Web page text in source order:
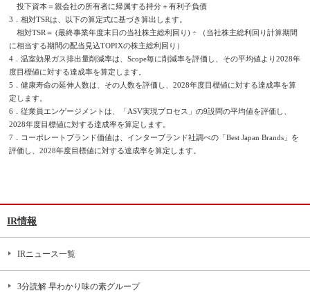
IR情報
IRニュース一覧
3分読解 早わかり味の素グループ
投下資本＝親会社の所有者に帰属する持分＋有利子負債
3．相対TSRは、以下の算定式に基づき算出します。
相対TSR＝ (最終事業年度末日の当社株主総利回り) ÷ （当社株主総利回り計算期間
に相当する期間の配当見込TOPIXの株主総利回り）
4．温室効果ガス排出量削減率は、Scope毎に削減率を評価し、その平均値より2028年
度目標値に対する達成率を算定します。
5．健康寿命の延伸人数は、その人数を評価し、2028年度目標値に対する達成率を算
定します。
6．従業員エンゲージメントは、「ASV実現プロセス」の9設問の平均値を評価し、
2028年度目標値に対する達成率を算定します。
7．コーポレートブランド価値は、インターブランド社調べの「Best Japan Brands」を
評価し、2028年度目標値に対する達成率を算定します。